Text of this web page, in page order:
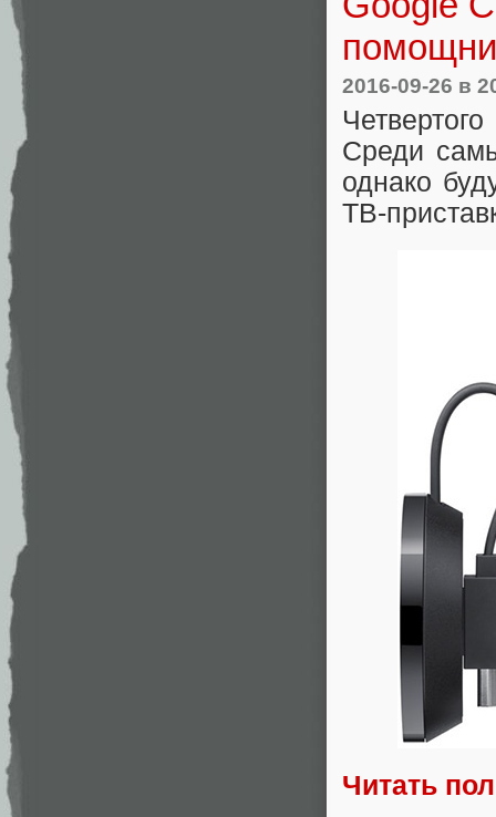
2016-09-26 в
Среди
однако
ТВ-
Читать